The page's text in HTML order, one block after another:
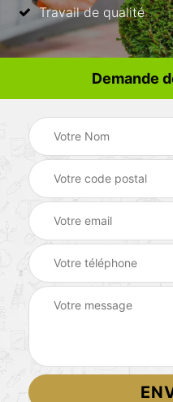
Travail de qualité
Demande